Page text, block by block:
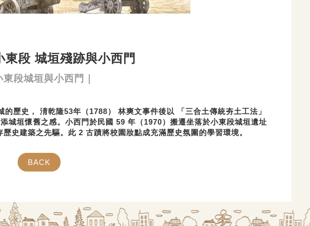
東段 城垣殘跡與小西門
東段城垣與小西門｜
史， 淸乾隆53年（1788） 林爽文事件後以 「三合土傳統夯土工法」
城垣懷舊之感。小西門於民國 59 年（1970）搬遷坐落於小東段城垣遺址
史建築之先驅。此 2 古蹟將校園妝點成充滿歷史氛圍的學習環境。
BACK